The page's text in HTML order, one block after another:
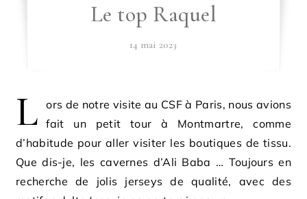
Le top Raquel
14 mai 2023
L
ors de notre visite au CSF à Paris, nous avions
fait un petit tour à Montmartre, comme
d’habitude pour aller visiter les boutiques de tissu.
Que dis-je, les cavernes d’Ali Baba … Toujours en
recherche de jolis jerseys de qualité, avec des